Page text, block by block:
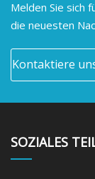
Melden Sie sich
die neuesten
Kontaktiere
SOZIALES